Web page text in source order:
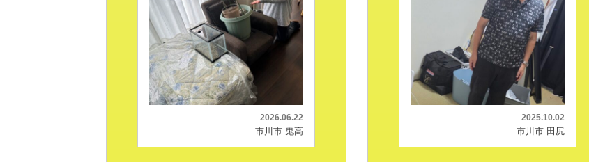
2026.06.22
市川市 鬼高
2025.10.02
市川市 田尻